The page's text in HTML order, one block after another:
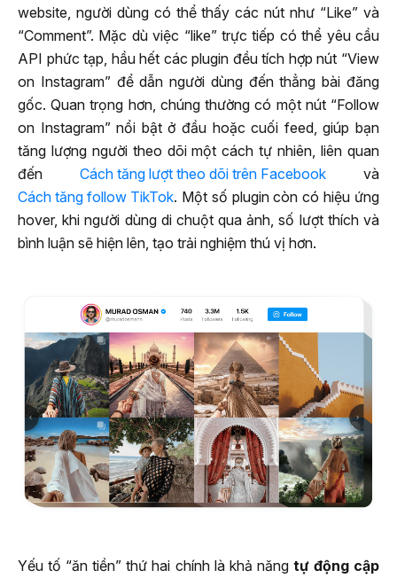
website, người dùng có thể thấy các nút như “Like” và
“Comment”. Mặc dù việc “like” trực tiếp có thể yêu cầu
API phức tạp, hầu hết các plugin đều tích hợp nút “View
on Instagram” để dẫn người dùng đến thẳng bài đăng
gốc. Quan trọng hơn, chúng thường có một nút “Follow
on Instagram” nổi bật ở đầu hoặc cuối feed, giúp bạn
tăng lượng người theo dõi một cách tự nhiên, liên quan
đến Cách tăng lượt theo dõi trên Facebook và
Cách tăng follow TikTok. Một số plugin còn có hiệu ứng
hover, khi người dùng di chuột qua ảnh, số lượt thích và
bình luận sẽ hiện lên, tạo trải nghiệm thú vị hơn.
Yếu tố “ăn tiền” thứ hai chính là khả năng tự động cập